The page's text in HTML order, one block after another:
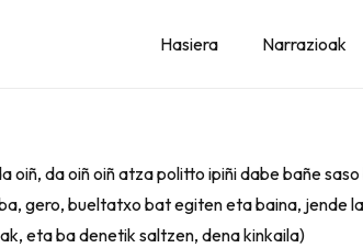
Hasiera Narrazioak
da oiñ oiñ atza politto ipiñi dabe bañe
gero, bueltatxo bat egiten eta baina, jende
eta ba denetik saltzen, dena kinkaila)